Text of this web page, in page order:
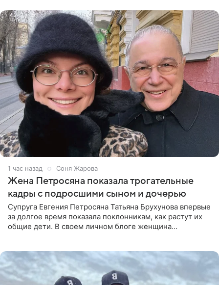
1 час назад Соня Жарова
Жена Петросяна показала трогательные
кадры с подросшими сыном и дочерью
Супруга Евгения Петросяна Татьяна Брухунова впервые
за долгое время показала поклонникам, как растут их
общие дети. В своем личном блоге женщина